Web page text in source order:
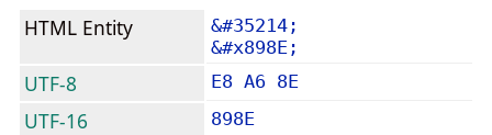
HTML Entity
&#35214;
&#x898E;
UTF-8 E8 A6 8E
UTF-16 898E